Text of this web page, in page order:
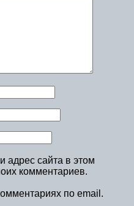
адрес сайта в этом
комментариев.
по email.